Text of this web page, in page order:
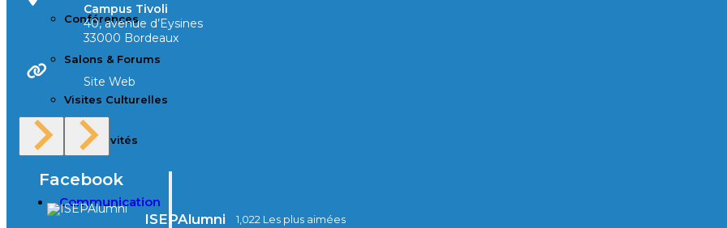
Conférences
Salons & Forums
Visites Culturelles
Nos activités
Communication
Campus Tivoli
40, avenue d’Eysines
33000 Bordeaux
Site Web
Facebook
ISEPAlumni 1,022 Les plus aimées